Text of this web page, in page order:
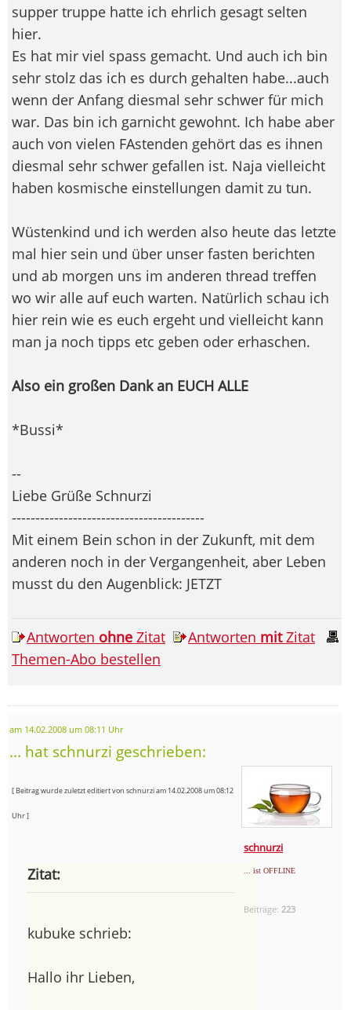
supper truppe hatte ich ehrlich gesagt selten
hier.
Es hat mir viel spass gemacht. Und auch ich bin
sehr stolz das ich es durch gehalten habe...auch
wenn der Anfang diesmal sehr schwer für mich
war. Das bin ich garnicht gewohnt. Ich habe aber
auch von vielen FAstenden gehört das es ihnen
diesmal sehr schwer gefallen ist. Naja vielleicht
haben kosmische einstellungen damit zu tun.
Wüstenkind und ich werden also heute das letzte
mal hier sein und über unser fasten berichten
und ab morgen uns im anderen thread treffen
wo wir alle auf euch warten. Natürlich schau ich
hier rein wie es euch ergeht und vielleicht kann
man ja noch tipps etc geben oder erhaschen.
Also ein großen Dank an EUCH ALLE
*Bussi*
--
Liebe Grüße Schnurzi
-----------------------------------------
Mit einem Bein schon in der Zukunft, mit dem
anderen noch in der Vergangenheit, aber Leben
musst du den Augenblick: JETZT
Antworten ohne Zitat Antworten mitZitat
Themen-Abo bestellen
am 14.02.2008 um 08:11 Uhr
... hat schnurzi geschrieben:
schnurzi
... ist OFFLINE
Beiträge: 223
[ Beitrag wurde zuletzt editiert von schnurzi am 14.02.2008 um 08:12
Uhr ]
Zitat:
kubuke schrieb:
Hallo ihr Lieben,